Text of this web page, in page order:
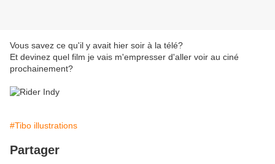
Vous savez ce qu'il y avait hier soir à la télé?
Et devinez quel film je vais m'empresser d'aller voir au ciné
prochainement?
#Tibo illustrations
Partager